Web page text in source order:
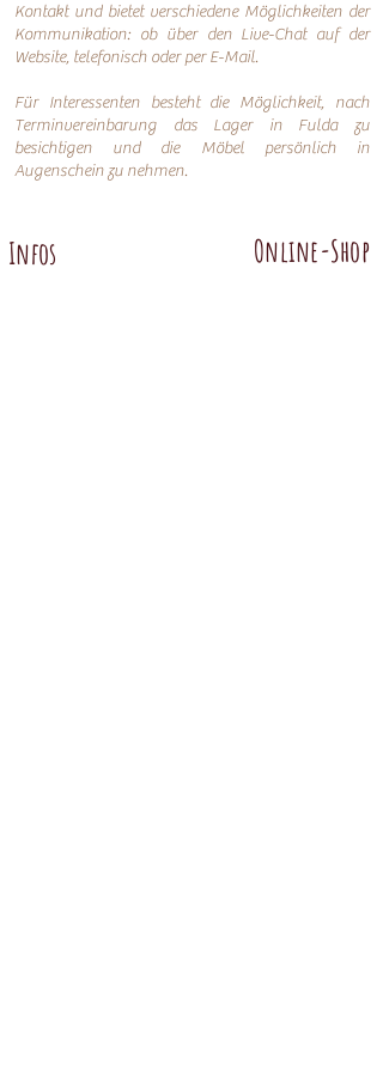
Kontakt und bietet verschiedene Möglichkeiten der
Kommunikation: ob über den Live-Chat auf der
Website, telefonisch oder perE-Mail.
Für Interessenten besteht die Möglichkeit, nach
Terminvereinbarung das Lager in Fulda zu
besichtigen und die Möbel persönlich in
Augenschein zu nehmen.
Infos Online-Shop